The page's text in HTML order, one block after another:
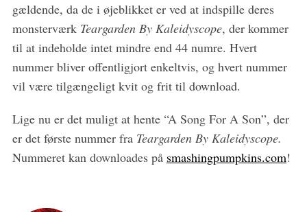
gældende, da de i øjeblikket er ved at indspille deres
monsterværk Teargarden By Kaleidyscope, der kommer
til at indeholde intet mindre end 44 numre. Hvert
nummer bliver offentligjort enkeltvis, og hvert nummer
vil være tilgængeligt kvit og frit til download.
Lige nu er det muligt at hente “A Song For A Son”, der
er det første nummer fra Teargarden By Kaleidyscope.
Nummeret kan downloades på smashingpumpkins.com!